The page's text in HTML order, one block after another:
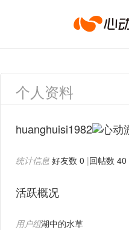
个人资料
huanghuisi1982
统计信息 好友数 0 |回帖数 40
活跃概况
用户组湖中的水草